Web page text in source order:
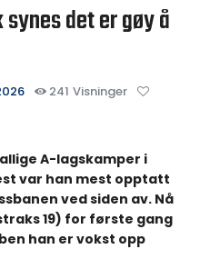
det er gøy å
241 Visninger
A-lagskamper i
var han mest opptatt
ved siden av. Nå
19) for første gang
han er vokst opp